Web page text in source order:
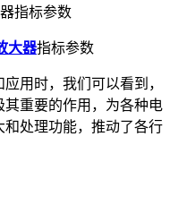
大器指标参数
用时，我们可以看到，
重要的作用，为各种电
处理功能，推动了各行